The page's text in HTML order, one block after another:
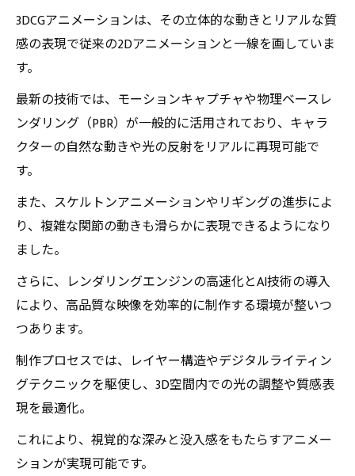
3DCGアニメーションは、その立体的な動きとリアルな質
感の表現で従来の2Dアニメーションと一線を画していま
す。
最新の技術では、モーションキャプチャや物理ベースレ
ンダリング（PBR）が一般的に活用されており、キャラ
クターの自然な動きや光の反射をリアルに再現可能で
す。
また、スケルトンアニメーションやリギングの進歩によ
り、複雑な関節の動きも滑らかに表現できるようになり
ました。
さらに、レンダリングエンジンの高速化とAI技術の導入
により、高品質な映像を効率的に制作する環境が整いつ
つあります。
制作プロセスでは、レイヤー構造やデジタルライティン
グテクニックを駆使し、3D空間内での光の調整や質感表
現を最適化。
これにより、視覚的な深みと没入感をもたらすアニメー
ションが実現可能です。